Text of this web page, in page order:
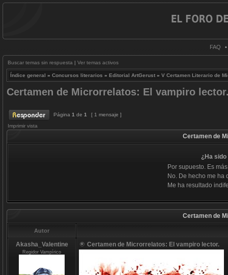
FAQ •
Buscar temas sin respuesta | Ver temas activos
Índice general » Concursos literarios » Editorial ArtGerust » V Certamen Literario de
Certamen de Microrrelatos: El vampiro
Página 1 de 1
[ 1 mensaje ]
Imprimir vista
Certamen de
¿Ha
Por supuesto. Es
No. De hecho me ha
Me ha resultado
Certamen de
Autor
Akasha_Valentine
Regidor Vampírico
Certamen de Microrrelatos: El vampiro lector.